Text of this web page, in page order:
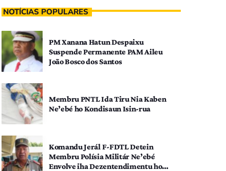
NOTÍCIAS POPULARES
PM Xanana Hatun Despaixu
Suspende Permanente PAM Aileu
João Bosco dos Santos
Membru PNTL Ida Tiru Nia Kaben
Ne’ebé ho Kondisaun Isin-rua
Komandu Jerál F-FDTL Detein
Membru Polísia Militár Ne’ebé
Envolve iha Dezentendimentu ho